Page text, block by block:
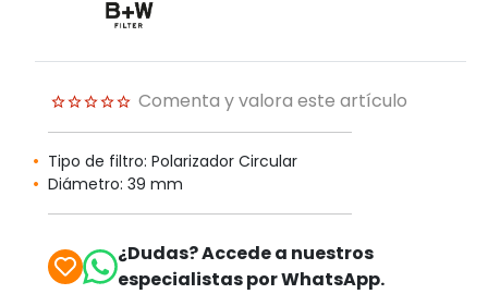
Comenta y valora este artículo
Tipo de filtro: Polarizador Circular
Diámetro: 39 mm
¿Dudas? Accede a nuestros
especialistas por WhatsApp.